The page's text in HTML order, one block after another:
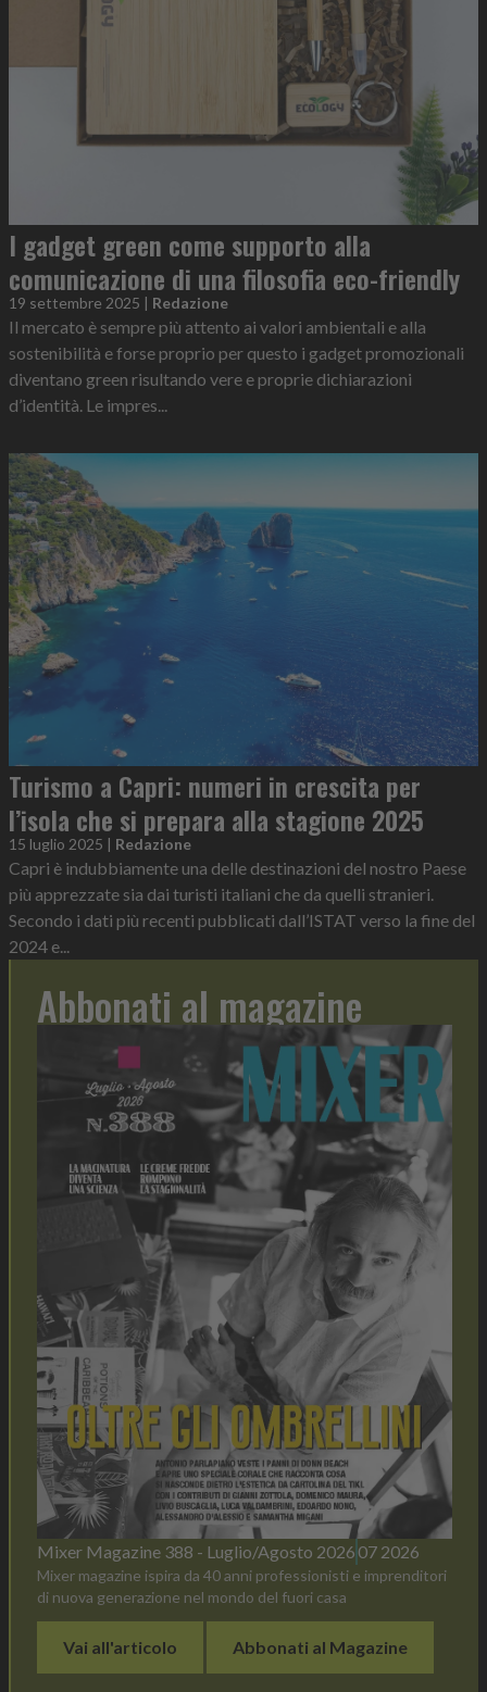
I gadget green come supporto alla
comunicazione di una filosofia eco-friendly
19 settembre 2025 | Redazione
Il mercato è sempre più attento ai valori ambientali e alla
sostenibilità e forse proprio per questo i gadget promozionali
diventano green risultando vere e proprie dichiarazioni
d’identità. Le impres...
Turismo a Capri: numeri in crescita per
l’isola che si prepara alla stagione 2025
15 luglio 2025 | Redazione
Capri è indubbiamente una delle destinazioni del nostro Paese
più apprezzate sia dai turisti italiani che da quelli stranieri.
Secondo i dati più recenti pubblicati dall’ISTAT verso la fine del
2024 e...
Abbonati al magazine
Mixer Magazine 388 - Luglio/Agosto 2026 07 2026
Mixer magazine ispira da 40 anni professionisti e imprenditori
di nuova generazione nel mondo del fuori casa
Vai all'articolo Abbonati al Magazine